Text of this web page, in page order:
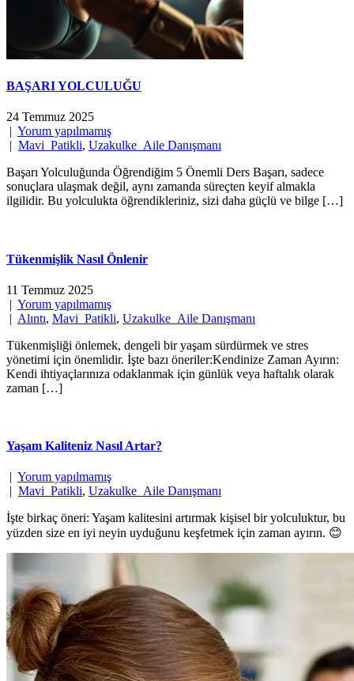
BAŞARI YOLCULUĞU
24 Temmuz 2025
| Yorum yapılmamış
| Mavi_Patikli, Uzakulke_Aile Danışmanı
Başarı Yolculuğunda Öğrendiğim 5 Önemli Ders Başarı, sadece
sonuçlara ulaşmak değil, aynı zamanda süreçten keyif almakla
ilgilidir. Bu yolculukta öğrendikleriniz, sizi daha güçlü ve bilge […]
Tükenmişlik Nasıl Önlenir
11 Temmuz 2025
| Yorum yapılmamış
| Alıntı, Mavi_Patikli, Uzakulke_Aile Danışmanı
Tükenmişliği önlemek, dengeli bir yaşam sürdürmek ve stres
yönetimi için önemlidir. İşte bazı öneriler:Kendinize Zaman Ayırın:
Kendi ihtiyaçlarınıza odaklanmak için günlük veya haftalık olarak
zaman […]
Yaşam Kaliteniz Nasıl Artar?
| Yorum yapılmamış
| Mavi_Patikli, Uzakulke_Aile Danışmanı
İşte birkaç öneri: Yaşam kalitesini artırmak kişisel bir yolculuktur, bu
yüzden size en iyi neyin uyduğunu keşfetmek için zaman ayırın. 😊